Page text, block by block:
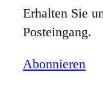
Erhalten Sie
Posteingang.
Abonnieren